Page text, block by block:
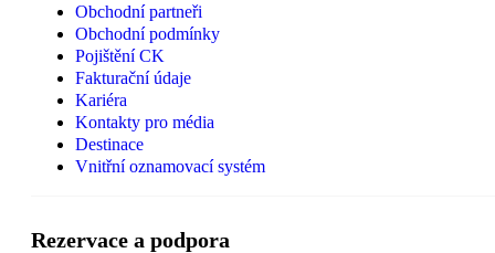
Obchodní partneři
Obchodní podmínky
Pojištění CK
Fakturační údaje
Kariéra
Kontakty pro média
Destinace
Vnitřní oznamovací systém
Rezervace a podpora